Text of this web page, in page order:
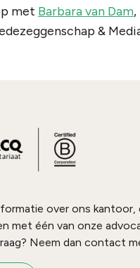
met Barbara van Dam
&
over ons kantoor,
met één van onze
Neem dan contact